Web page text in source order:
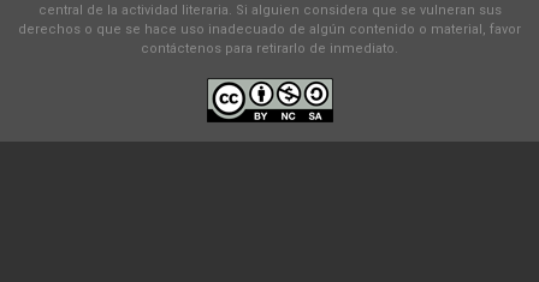
central de la actividad literaria. Si alguien considera que se vulneran sus
derechos o que se hace uso inadecuado de algún contenido o material, favor
contáctenos para retirarlo de inmediato.